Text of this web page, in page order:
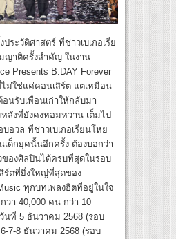
ระวัติศาสตร์ ที่ชาวเบเกอเรี่ย
ญาติครั้งสำคัญ ในงาน
Presents B.DAY Forever
ม่ใช่แค่คอนเสิร์ต แต่เหมือน
นรับเพื่อนเก่าให้กลับมา
ลังที่ยังคงหอมหวาน เต็มไป
อวล ที่ชาวเบเกอเรี่ยนโหย
เด็กยุคนั้นอีกครั้ง ต้องบอกว่า
ของศิลปินได้ครบที่สุดในรอบ
ร์ตที่ยิ่งใหญ่ที่สุดของ
ทุกบทเพลงฮิตที่อยู่ในใจ
ว่า 40,000 คน กว่า 10
นที่ 5 ธันวาคม 2568 (รอบ
7-8 ธันวาคม 2568 (รอบ